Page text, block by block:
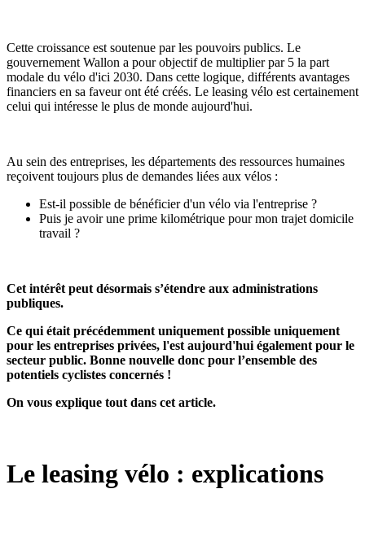
Cette croissance est soutenue par les pouvoirs publics. Le
gouvernement Wallon a pour objectif de multiplier par 5 la part
modale du vélo d'ici 2030. Dans cette logique, différents avantages
financiers en sa faveur ont été créés. Le leasing vélo est certainement
celui qui intéresse le plus de monde aujourd'hui.
Au sein des entreprises, les départements des ressources humaines
reçoivent toujours plus de demandes liées aux vélos :
Est-il possible de bénéficier d'un vélo via l'entreprise ?
Puis je avoir une prime kilométrique pour mon trajet domicile
travail ?
Cet intérêt peut désormais s’étendre aux administrations
publiques.
Ce qui était précédemment uniquement possible uniquement
pour les entreprises privées, l'est aujourd'hui également pour le
secteur public. Bonne nouvelle donc pour l’ensemble des
potentiels cyclistes concernés !
On vous explique tout dans cet article.
Le leasing vélo : explications